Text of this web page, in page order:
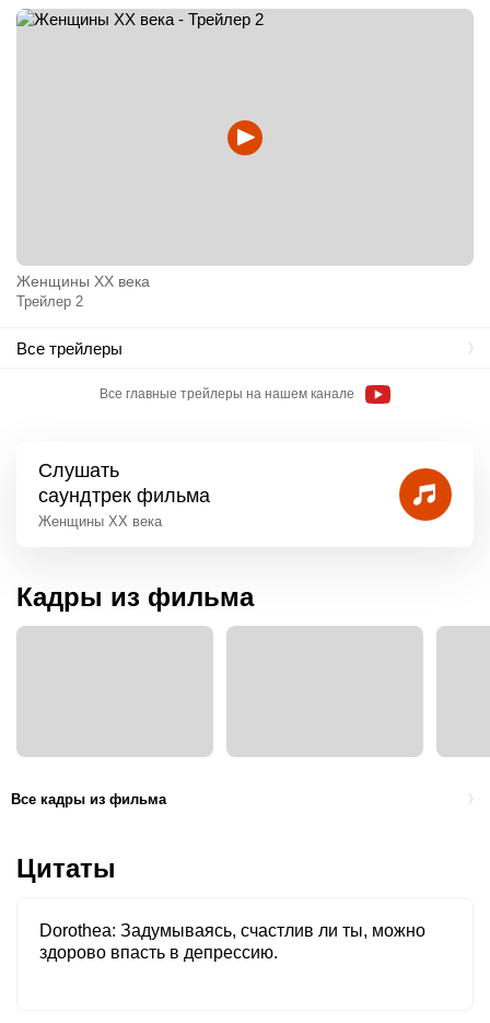
Женщины ХХ века
Трейлер 2
Все трейлеры
Все главные трейлеры на нашем канале
Слушать
саундтрек фильма
Женщины ХХ века
Кадры из фильма
Все кадры из фильма
Цитаты
Dorothea Задумываясь, счастлив ли ты, можно
здорово впасть в депрессию.